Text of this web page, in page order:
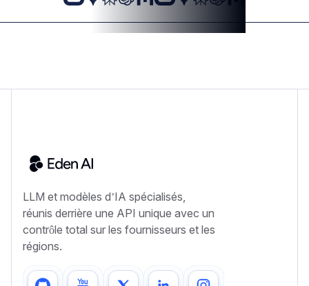
LLM et modèles d’IA spécialisés,
réunis derrière une API unique avec un
contrôle total sur les fournisseurs et les
régions.